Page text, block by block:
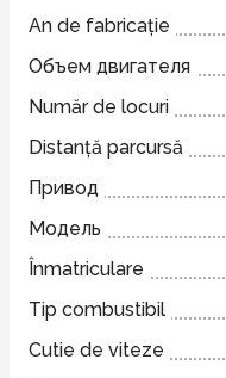
An de fabricație
Объем двигателя
Număr de locuri
Distanță parcursă
Привод
Модель
Înmatriculare
Tip combustibil
Cutie de viteze